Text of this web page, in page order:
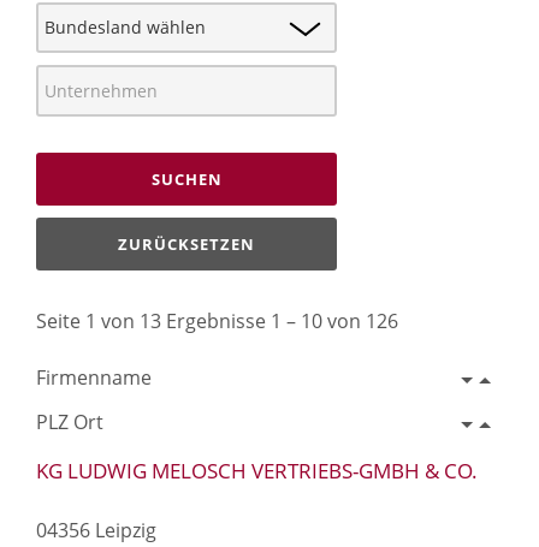
SUCHEN
ZURÜCKSETZEN
Seite 1 von 13 Ergebnisse 1 – 10 von 126
Firmenname
PLZ Ort
KG LUDWIG MELOSCH VERTRIEBS-GMBH & CO.
04356 Leipzig